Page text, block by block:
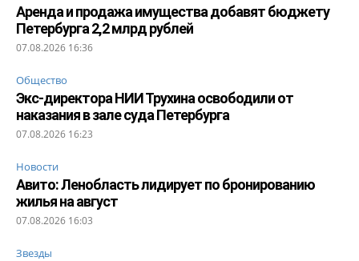
Аренда и продажа имущества добавят бюджету
Петербурга 2,2 млрд рублей
07.08.2026 16:36
Общество
Экс-директора НИИ Трухина освободили от
наказания в зале суда Петербурга
07.08.2026 16:23
Новости
Авито: Ленобласть лидирует по бронированию
жилья на август
07.08.2026 16:03
Звезды